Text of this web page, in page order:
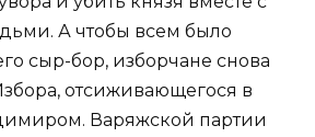
А чтобы всем было
сыр-бор, изборчане снова
отсиживающегося в
Варяжской партии